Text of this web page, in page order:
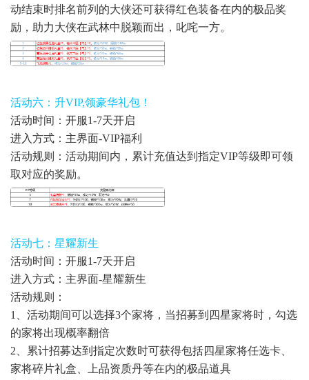
动结束时排名前列的大侠还可获得红色装备在内的极品奖
励，助力大侠在武林中脱颖而出，叱咤一方。
活动六：升VIP,领豪华礼包！
活动时间：开服1-7天开启
进入方式：主界面-VIP福利
活动规则：活动期间内，累计充值达到指定VIP等级即可领
取对应的奖励。
活动七：星耀新生
活动时间：开服1-7天开启
进入方式：主界面-星耀新生
活动规则：
1、活动期间可以选择3个家将，当招募到四星家将时，勾选
的家将出现概率翻倍
2、累计招募达到指定次数时可获得包括四星家将任选卡、
家将碎片礼盒、上品资质丹等在内的极品道具